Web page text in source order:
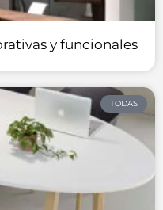
y funcionales
TODAS